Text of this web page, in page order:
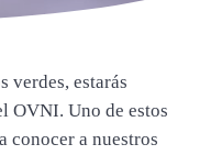
verdes, estarás
OVNI. Uno de estos
conocer a nuestros